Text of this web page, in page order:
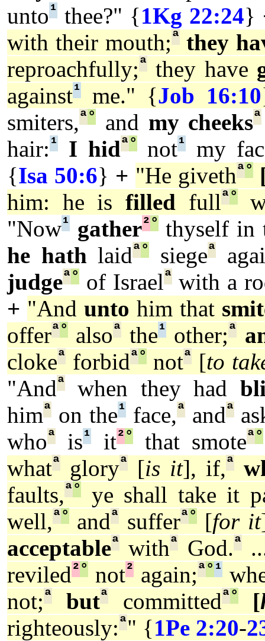
unto¹ thee?" {1Kg 22:24}
with their mouth;ª they
reproachfully;ª they have
against¹ me." {Job 16:10
smiters,ª° and my cheeksª
hair: ¹ I hidª°not¹
my
{Isa 50:6} + "He givethª°
him: he is filled fullª°
"Now¹ gather²°thyself in
he hath laidª° siegeª
judgeª° of Israelªwith a
+ "And unto him that
offerª° alsoª the¹other;ª
clokeª forbidª°notª [to
"Andª when they had
himª on the¹face,ªandª
whoª is¹ it²°that smoteª°
whatª gloryª [is it], if,ª
faults,ª°
ye shall take it
well,ª° andª sufferª°[for it
acceptableª withª God.ª
reviled²° not² again;ª° ¹
not;ª butª committedª° [
righteously:ª" {1Pe 2:20-